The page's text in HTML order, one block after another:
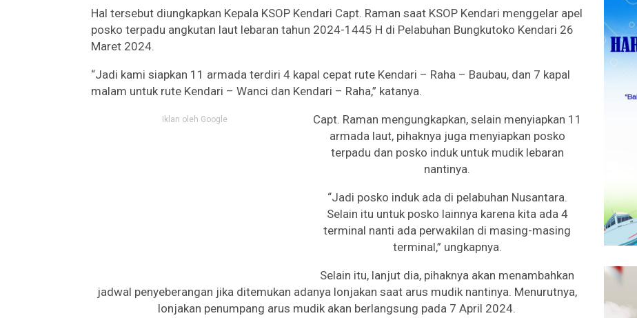
Hal tersebut diungkapkan Kepala KSOP Kendari Capt. Raman saat KSOP Kendari menggelar apel
posko terpadu angkutan laut lebaran tahun 2024-1445 H di Pelabuhan Bungkutoko Kendari 26
Maret 2024.
“Jadi kami siapkan 11 armada terdiri 4 kapal cepat rute Kendari – Raha – Baubau, dan 7 kapal
malam untuk rute Kendari – Wanci dan Kendari – Raha,” katanya.
Iklan oleh Google
Capt. Raman mengungkapkan, selain menyiapkan 11
armada laut, pihaknya juga menyiapkan posko
terpadu dan posko induk untuk mudik lebaran
nantinya.
“Jadi posko induk ada di pelabuhan Nusantara.
Selain itu untuk posko lainnya karena kita ada 4
terminal nanti ada perwakilan di masing-masing
terminal,” ungkapnya.
Selain itu, lanjut dia, pihaknya akan menambahkan
jadwal penyeberangan jika ditemukan adanya lonjakan saat arus mudik nantinya. Menurutnya,
lonjakan penumpang arus mudik akan berlangsung pada 7 April 2024.